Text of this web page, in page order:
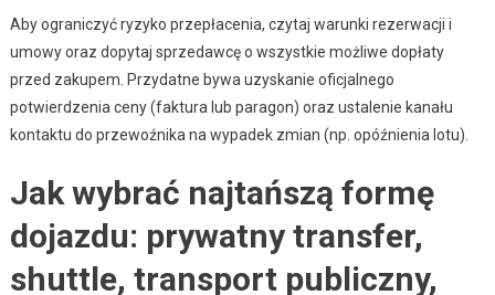
Aby ograniczyć ryzyko przepłacenia, czytaj warunki rezerwacji i
umowy oraz dopytaj sprzedawcę o wszystkie możliwe dopłaty
przed zakupem. Przydatne bywa uzyskanie oficjalnego
potwierdzenia ceny (faktura lub paragon) oraz ustalenie kanału
kontaktu do przewoźnika na wypadek zmian (np. opóźnienia lotu).
Jak wybrać najtańszą formę
dojazdu: prywatny transfer,
shuttle, transport publiczny,